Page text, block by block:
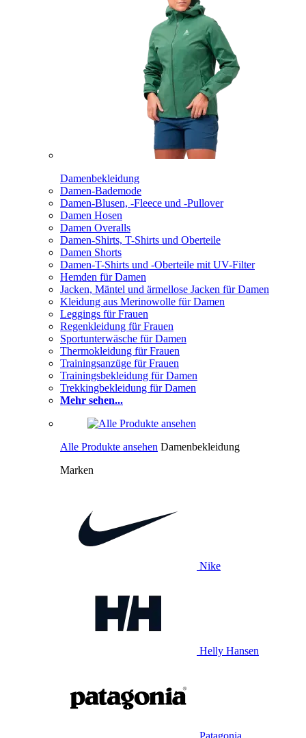
Damenbekleidung
Damen-Bademode
Damen-Blusen, -Fleece und -Pullover
Damen Hosen
Damen Overalls
Damen-Shirts, T-Shirts und Oberteile
Damen Shorts
Damen-T-Shirts und -Oberteile mit UV-Filter
Hemden für Damen
Jacken, Mäntel und ärmellose Jacken für Damen
Kleidung aus Merinowolle für Damen
Leggings für Frauen
Regenkleidung für Frauen
Sportunterwäsche für Damen
Thermokleidung für Frauen
Trainingsanzüge für Frauen
Trainingsbekleidung für Damen
Trekkingbekleidung für Damen
Mehr sehen...
Alle Produkte ansehen Damenbekleidung
Marken
Nike
Helly Hansen
Patagonia